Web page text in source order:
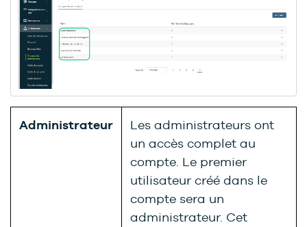
Administrateur
Les administrateurs ont
un accès complet au
compte. Le premier
utilisateur créé dans le
compte sera un
administrateur. Cet